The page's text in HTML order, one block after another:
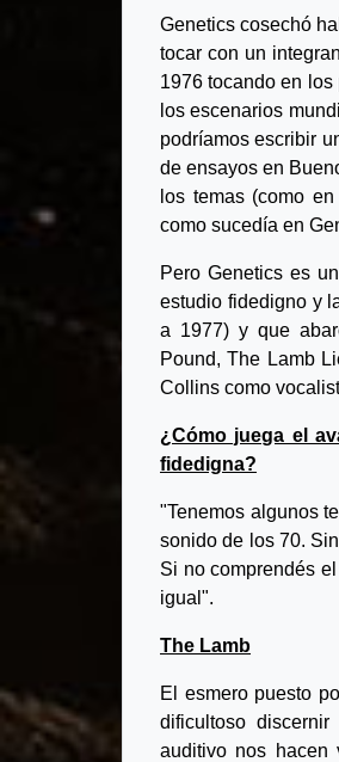
Genetics cosechó
tocar con un
1976 tocando en
los escenarios
podríamos escribir
de ensayos en
los temas (como
como sucedía en
Pero Genetics es
estudio fidedigno y
a 1977) y que
Pound, The Lamb
Collins como
¿Cómo juega el
fidedigna?
"Tenemos algunos
sonido de los 70.
Si no comprendés
igual".
The Lamb
El esmero puesto
dificultoso
auditivo nos